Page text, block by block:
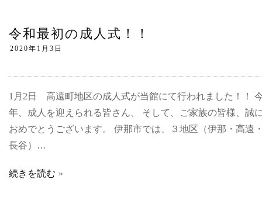
令和最初の成人式！！
1月2日 高遠町地区の成人式が当館にて行われました！！
年、成人を迎えられる皆さん、 そして、ご家族の皆様、誠
おめでとうございます。 伊那市では、３地区（伊那・高遠
長谷）…
続きを読む